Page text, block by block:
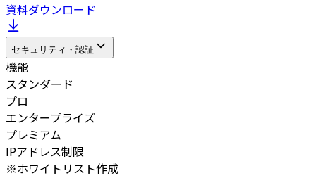
資料ダウンロード
セキュリティ・認証
機能
スタンダード
プロ
エンタープライズ
プレミアム
IPアドレス制限
※ホワイトリスト作成